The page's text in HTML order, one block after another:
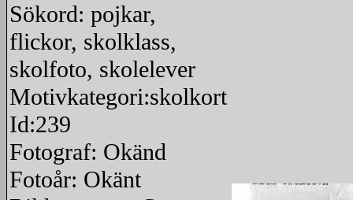
Sökord: pojkar,
flickor, skolklass,
skolfoto, skolelever
Motivkategori:skolkort
Id:239
Fotograf: Okänd
Fotoår: Okänt